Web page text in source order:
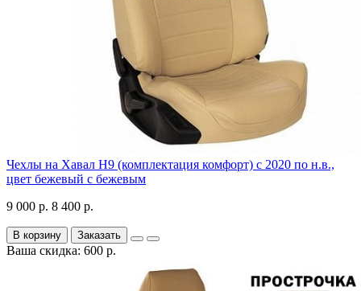
Чехлы на Хавал H9 (комплектация комфорт) с 2020 по н.в.,
цвет бежевый с бежевым
9 000 р. 8 400 р.
В корзину Заказать
Ваша скидка: 600 р.